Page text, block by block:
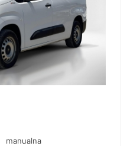
manualna